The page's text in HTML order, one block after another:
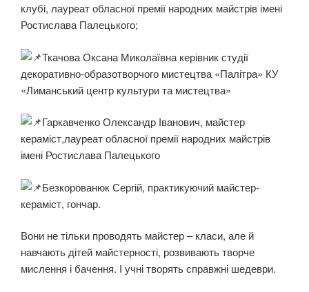
клубі, лауреат обласної премії народних майстрів імені
Ростислава Палецького;
Ткачова Оксана Миколаївна керівник студії
декоративно-образотворчого мистецтва «Палітра» КУ
«Лиманський центр культури та мистецтва»
Гаркавченко Олександр Іванович, майстер
кераміст,лауреат обласної премії народних майстрів
імені Ростислава Палецького
Безкорованюк Сергій, практикуючий майстер-
кераміст, гончар.
Вони не тільки проводять майстер – класи, але й
навчають дітей майстерності, розвивають творче
мислення і бачення. І учні творять справжні шедеври.